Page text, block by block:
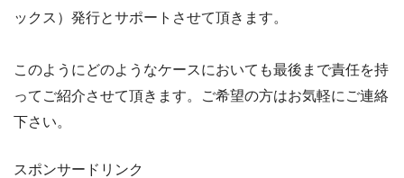
ックス）発行とサポートさせて頂きます。
このようにどのようなケースにおいても最後まで責任を持
ってご紹介させて頂きます。ご希望の方はお気軽にご連絡
下さい。
スポンサードリンク